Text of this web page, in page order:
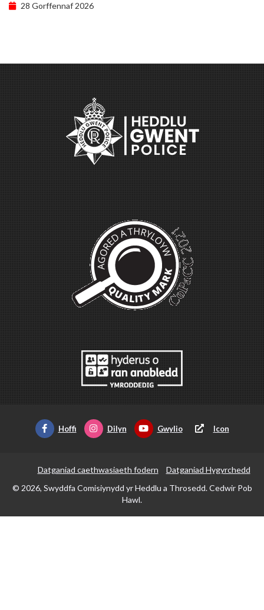
28 Gorffennaf 2026
Hoffi Dilyn Gwylio Icon
Datganiad caethwasiaeth fodern
Datganiad Hygyrchedd
© 2026, Swyddfa Comisiynydd yr Heddlu a Throsedd. Cedwir Pob
Hawl.